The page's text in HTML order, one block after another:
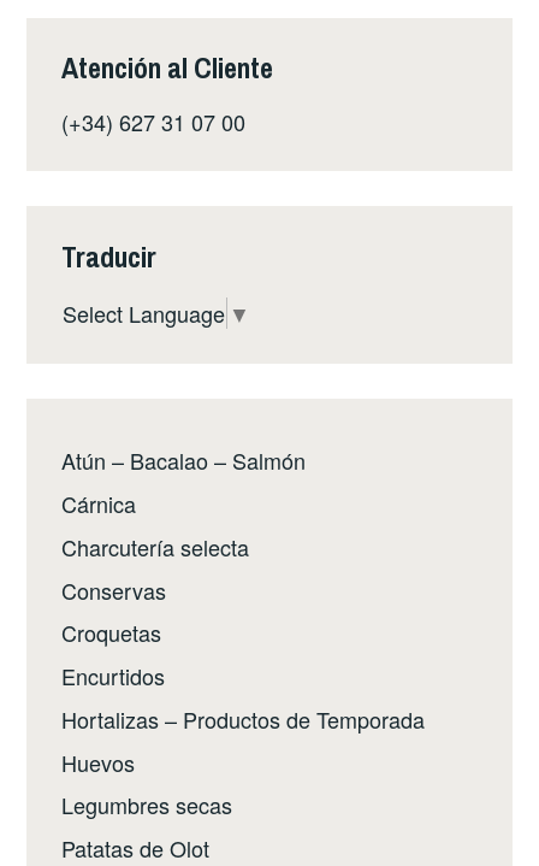
Atención al Cliente
(+34) 627 31 07 00
Traducir
Select Language ▼
Atún – Bacalao – Salmón
Cárnica
Charcutería selecta
Conservas
Croquetas
Encurtidos
Hortalizas – Productos de Temporada
Huevos
Legumbres secas
Patatas de Olot